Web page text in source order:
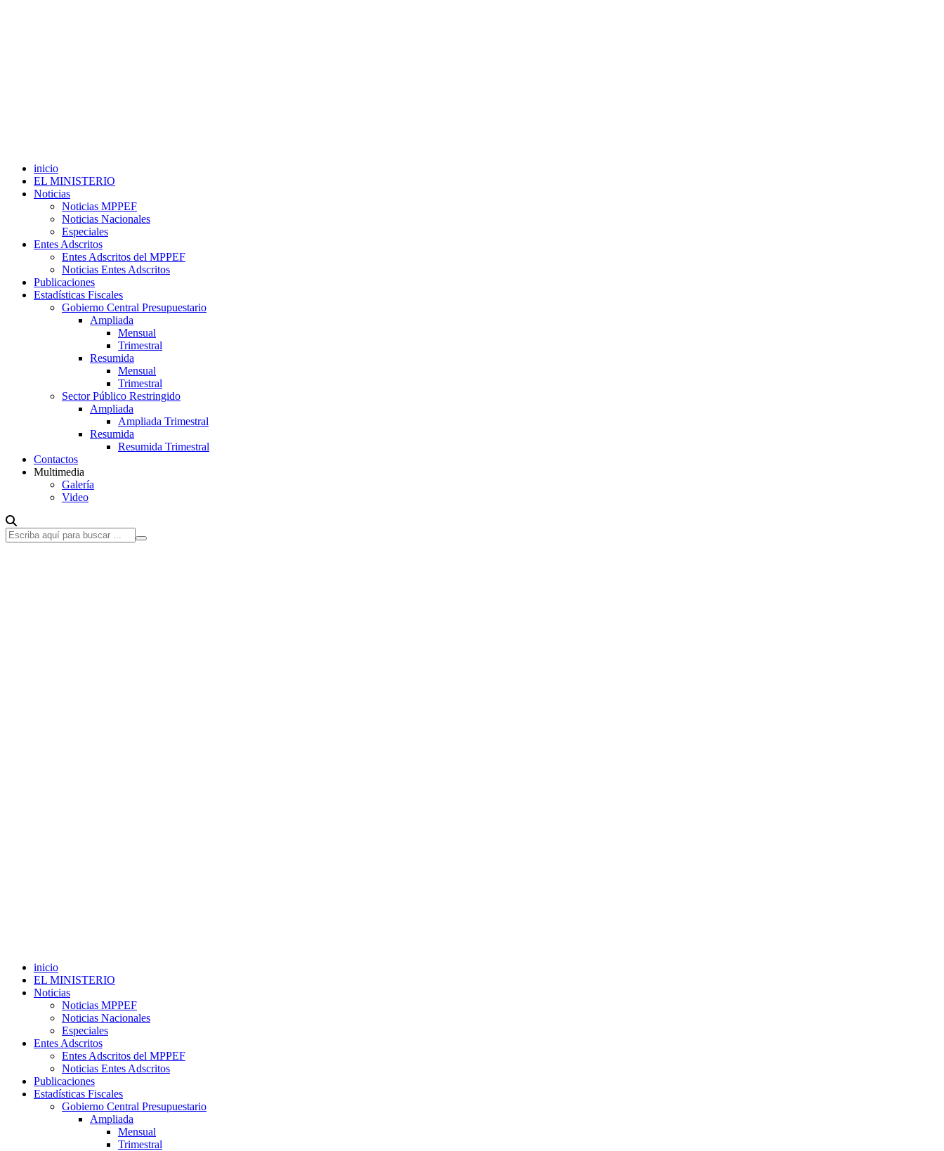
inicio
EL MINISTERIO
Noticias
Noticias MPPEF
Noticias Nacionales
Especiales
Entes Adscritos
Entes Adscritos del MPPEF
Noticias Entes Adscritos
Publicaciones
Estadísticas Fiscales
Gobierno Central Presupuestario
Ampliada
Mensual
Trimestral
Resumida
Mensual
Trimestral
Sector Público Restringido
Ampliada
Ampliada Trimestral
Resumida
Resumida Trimestral
Contactos
Multimedia
Galería
Video
inicio
EL MINISTERIO
Noticias
Noticias MPPEF
Noticias Nacionales
Especiales
Entes Adscritos
Entes Adscritos del MPPEF
Noticias Entes Adscritos
Publicaciones
Estadísticas Fiscales
Gobierno Central Presupuestario
Ampliada
Mensual
Trimestral